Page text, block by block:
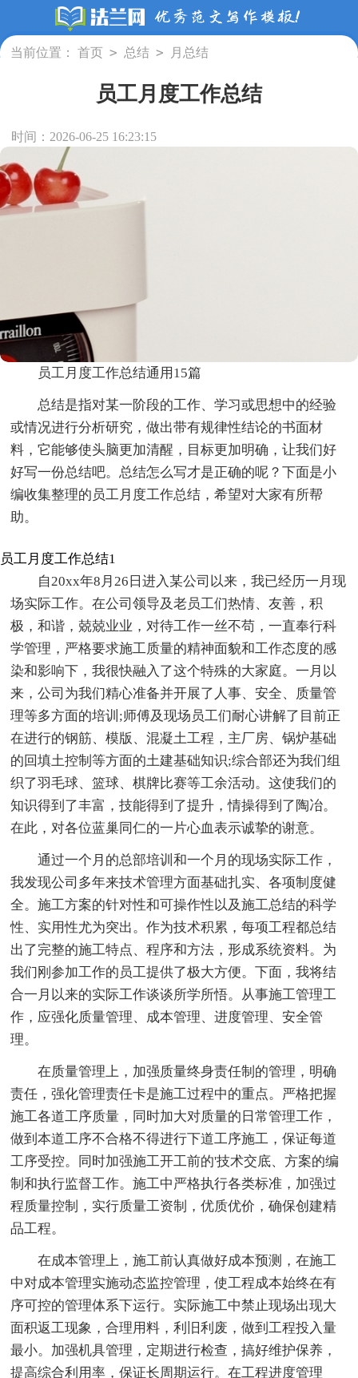
当前位置： 首页 > 总结 > 月总结
员工月度工作总结
时间：2026-06-25 16:23:15
员工月度工作总结通用15篇
总结是指对某一阶段的工作、学习或思想中的经验
或情况进行分析研究，做出带有规律性结论的书面材
料，它能够使头脑更加清醒，目标更加明确，让我们好
好写一份总结吧。总结怎么写才是正确的呢？下面是小
编收集整理的员工月度工作总结，希望对大家有所帮
助。
员工月度工作总结1
自20xx年8月26日进入某公司以来，我已经历一月现
场实际工作。在公司领导及老员工们热情、友善，积
极，和谐，兢兢业业，对待工作一丝不苟，一直奉行科
学管理，严格要求施工质量的精神面貌和工作态度的感
染和影响下，我很快融入了这个特殊的大家庭。一月以
来，公司为我们精心准备并开展了人事、安全、质量管
理等多方面的培训;师傅及现场员工们耐心讲解了目前正
在进行的钢筋、模版、混凝土工程，主厂房、锅炉基础
的回填土控制等方面的土建基础知识;综合部还为我们组
织了羽毛球、篮球、棋牌比赛等工余活动。这使我们的
知识得到了丰富，技能得到了提升，情操得到了陶冶。
在此，对各位蓝巢同仁的一片心血表示诚挚的谢意。
通过一个月的总部培训和一个月的现场实际工作，
我发现公司多年来技术管理方面基础扎实、各项制度健
全。施工方案的针对性和可操作性以及施工总结的科学
性、实用性尤为突出。作为技术积累，每项工程都总结
出了完整的施工特点、程序和方法，形成系统资料。为
我们刚参加工作的员工提供了极大方便。下面，我将结
合一月以来的实际工作谈谈所学所悟。从事施工管理工
作，应强化质量管理、成本管理、进度管理、安全管
理。
在质量管理上，加强质量终身责任制的管理，明确
责任，强化管理责任卡是施工过程中的重点。严格把握
施工各道工序质量，同时加大对质量的日常管理工作，
做到本道工序不合格不得进行下道工序施工，保证每道
工序受控。同时加强施工开工前的'技术交底、方案的编
制和执行监督工作。施工中严格执行各类标准，加强过
程质量控制，实行质量工资制，优质优价，确保创建精
品工程。
在成本管理上，施工前认真做好成本预测，在施工
中对成本管理实施动态监控管理，使工程成本始终在有
序可控的管理体系下运行。实际施工中禁止现场出现大
面积返工现象，合理用料，利旧利废，做到工程投入量
最小。加强机具管理，定期进行检查，搞好维护保养，
提高综合利用率，保证长周期运行。在工程进度管理